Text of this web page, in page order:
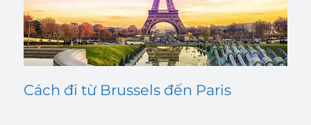
Cách đi từ Brussels đến Paris